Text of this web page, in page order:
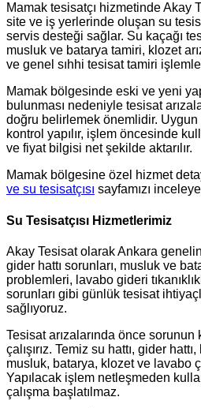
Mamak tesisatçı hizmetinde Akay
site ve iş yerlerinde oluşan su
servis desteği sağlar. Su kaçağı
musluk ve batarya tamiri, klozet
ve genel sıhhi tesisat tamiri
Mamak bölgesinde eski ve yeni
bulunması nedeniyle tesisat
doğru belirlemek önemlidir.
kontrol yapılır, işlem öncesinde
ve fiyat bilgisi net şekilde aktarılır.
Mamak bölgesine özel hizmet
ve su tesisatçısı sayfamızı
Su Tesisatçısı Hizmetlerimiz
Akay Tesisat olarak Ankara
gider hattı sorunları, musluk ve
problemleri, lavabo gideri
sorunları gibi günlük tesisat
sağlıyoruz.
Tesisat arızalarında önce sorunun
çalışırız. Temiz su hattı, gider
musluk, batarya, klozet ve lavabo
Yapılacak işlem netleşmeden
çalışma başlatılmaz.